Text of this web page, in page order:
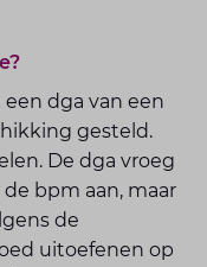
dga van een
gesteld.
De dga vroeg
bpm aan, maar
de
uitoefenen op